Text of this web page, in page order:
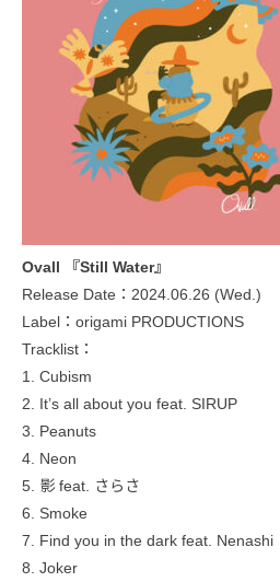
Ovall 『Still Water』
Release Date：2024.06.26 (Wed.)
Label：origami PRODUCTIONS
Tracklist：
1. Cubism
2. It’s all about you feat. SIRUP
3. Peanuts
4. Neon
5. 影 feat. さらさ
6. Smoke
7. Find you in the dark feat. Nenashi
8. Joker